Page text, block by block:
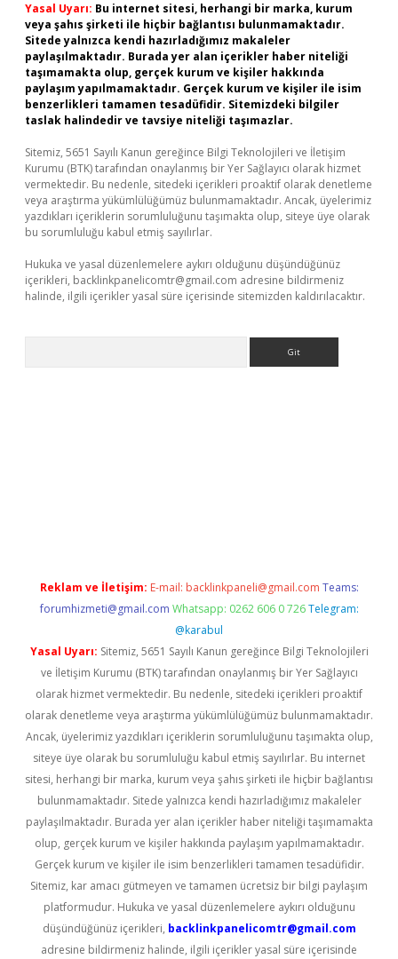
Yasal Uyarı: Bu internet sitesi, herhangi bir marka, kurum
veya şahıs şirketi ile hiçbir bağlantısı bulunmamaktadır.
Sitede yalnızca kendi hazırladığımız makaleler
paylaşılmaktadır. Burada yer alan içerikler haber niteliği
taşımamakta olup, gerçek kurum ve kişiler hakkında
paylaşım yapılmamaktadır. Gerçek kurum ve kişiler ile isim
benzerlikleri tamamen tesadüfidir. Sitemizdeki bilgiler
taslak halindedir ve tavsiye niteliği taşımazlar.
Sitemiz, 5651 Sayılı Kanun gereğince Bilgi Teknolojileri ve İletişim
Kurumu (BTK) tarafından onaylanmış bir Yer Sağlayıcı olarak hizmet
vermektedir. Bu nedenle, sitedeki içerikleri proaktif olarak denetleme
veya araştırma yükümlülüğümüz bulunmamaktadır. Ancak, üyelerimiz
yazdıkları içeriklerin sorumluluğunu taşımakta olup, siteye üye olarak
bu sorumluluğu kabul etmiş sayılırlar.
Hukuka ve yasal düzenlemelere aykırı olduğunu düşündüğünüz
içerikleri, backlinkpanelicomtr@gmail.com adresine bildirmeniz
halinde, ilgili içerikler yasal süre içerisinde sitemizden kaldırılacaktır.
Reklam ve İletişim: E-mail: backlinkpaneli@gmail.com Teams:
forumhizmeti@gmail.com Whatsapp: 0262 606 0 726 Telegram:
@karabul
Yasal Uyarı: Sitemiz, 5651 Sayılı Kanun gereğince Bilgi Teknolojileri
ve İletişim Kurumu (BTK) tarafından onaylanmış bir Yer Sağlayıcı
olarak hizmet vermektedir. Bu nedenle, sitedeki içerikleri proaktif
olarak denetleme veya araştırma yükümlülüğümüz bulunmamaktadır.
Ancak, üyelerimiz yazdıkları içeriklerin sorumluluğunu taşımakta olup,
siteye üye olarak bu sorumluluğu kabul etmiş sayılırlar. Bu internet
sitesi, herhangi bir marka, kurum veya şahıs şirketi ile hiçbir bağlantısı
bulunmamaktadır. Sitede yalnızca kendi hazırladığımız makaleler
paylaşılmaktadır. Burada yer alan içerikler haber niteliği taşımamakta
olup, gerçek kurum ve kişiler hakkında paylaşım yapılmamaktadır.
Gerçek kurum ve kişiler ile isim benzerlikleri tamamen tesadüfidir.
Sitemiz, kar amacı gütmeyen ve tamamen ücretsiz bir bilgi paylaşım
platformudur. Hukuka ve yasal düzenlemelere aykırı olduğunu
düşündüğünüz içerikleri, backlinkpanelicomtr@gmail.com
adresine bildirmeniz halinde, ilgili içerikler yasal süre içerisinde